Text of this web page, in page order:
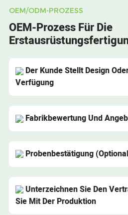
OEM/ODM-PROZESS
OEM-Prozess Für Die
Der Kunde Stellt Design
Verfügung
Fabrikbewertung Und
Probenbestätigung
Unterzeichnen Sie Den
Sie Mit Der Produktion